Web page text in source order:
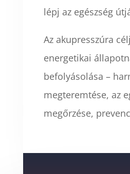
lépj az egészség
Az akupresszúra
energetikai
befolyásolása –
megteremtése, az
megőrzése,